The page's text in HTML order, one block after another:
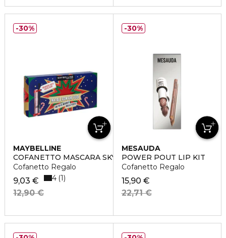
MAYBELLINE
COFANETTO MASCARA SKY HIGH CLASSIC
Cofanetto Regalo
9,03 €
12,90 €
4 1
30%
MESAUDA
POWER POUT LIP KIT
Cofanetto Regalo
15,90 €
22,71 €
30%